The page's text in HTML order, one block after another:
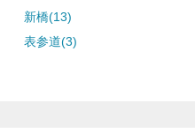
新橋(13)
表参道(3)